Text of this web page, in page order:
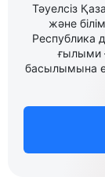
Тәуелсіз
және
Республика
ғылыми
басылымына